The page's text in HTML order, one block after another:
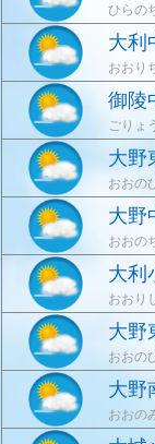
ひらの
大利
おおり
御陵
ごりょ
大野
おおの
大野
おおの
大利
おおり
大野
おおの
大野
おおの